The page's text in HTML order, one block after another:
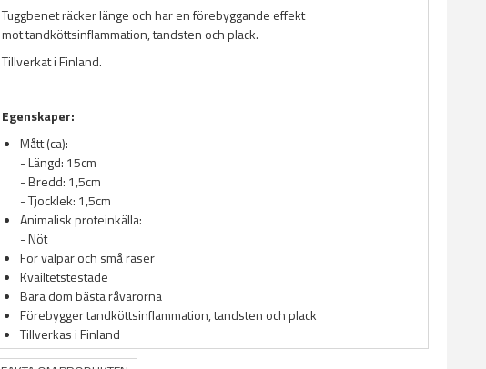
Tuggbenet räcker länge och har en förebyggande effekt
mot tandköttsinflammation, tandsten och plack.
Tillverkat i Finland.
Egenskaper:
Mått (ca):
- Längd: 15cm
- Bredd: 1,5cm
- Tjocklek: 1,5cm
Animalisk proteinkälla:
- Nöt
För valpar och små raser
Kvailtetstestade
Bara dom bästa råvarorna
Förebygger tandköttsinflammation, tandsten och plack
Tillverkas i Finland